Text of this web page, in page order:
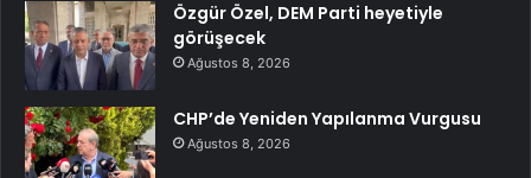
Özgür Özel, DEM Parti heyetiyle
görüşecek
Ağustos 8, 2026
CHP’de Yeniden Yapılanma Vurgusu
Ağustos 8, 2026